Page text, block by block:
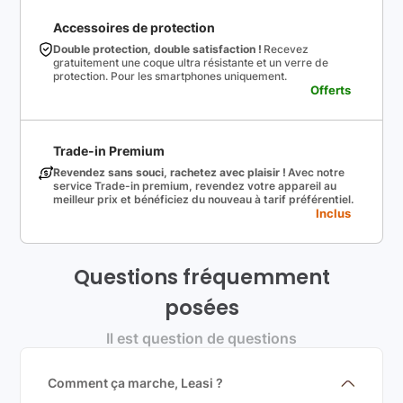
Accessoires de protection
Double protection, double satisfaction ! Recevez
gratuitement une coque ultra résistante et un verre de
protection. Pour les smartphones uniquement.
Offerts
Trade-in Premium
Revendez sans souci, rachetez avec plaisir ! Avec notre
service Trade-in premium, revendez votre appareil au
meilleur prix et bénéficiez du nouveau à tarif préférentiel.
Inclus
Questions fréquemment
posées
Il est question de questions
Comment ça marche, Leasi ?